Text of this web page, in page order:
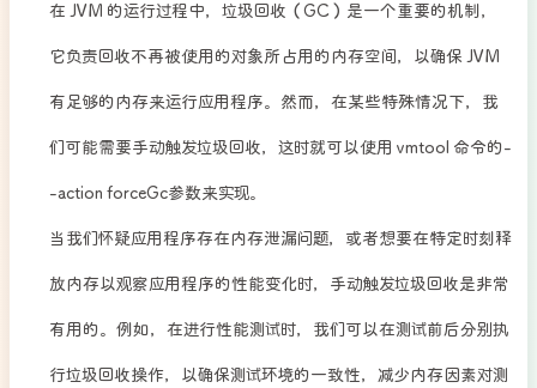
在 JVM 的运行过程中，垃圾回收（GC）是一个重要的机制，
它负责回收不再被使用的对象所占用的内存空间，以确保 JVM
有足够的内存来运行应用程序。然而，在某些特殊情况下，我
们可能需要手动触发垃圾回收，这时就可以使用 vmtool 命令的-
-action forceGc参数来实现。
当我们怀疑应用程序存在内存泄漏问题，或者想要在特定时刻释
放内存以观察应用程序的性能变化时，手动触发垃圾回收是非常
有用的。例如，在进行性能测试时，我们可以在测试前后分别执
行垃圾回收操作，以确保测试环境的一致性，减少内存因素对测